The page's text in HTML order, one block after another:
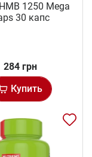
1250 Mega
30 капс
284 грн
Купить